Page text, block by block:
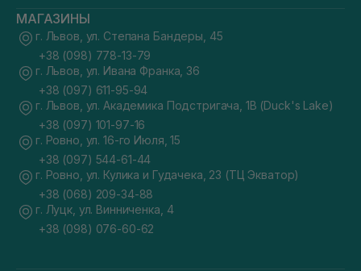
МАГАЗИНЫ
г. Львов, ул. Степана Бандеры, 45
+38 (098) 778-13-79
г. Львов, ул. Ивана Франка, 36
+38 (097) 611-95-94
г. Львов, ул. Академика Подстригача, 1В (Duck's Lake)
+38 (097) 101-97-16
г. Ровно, ул. 16-го Июля, 15
+38 (097) 544-61-44
г. Ровно, ул. Кулика и Гудачека, 23 (ТЦ Экватор)
+38 (068) 209-34-88
г. Луцк, ул. Винниченка, 4
+38 (098) 076-60-62